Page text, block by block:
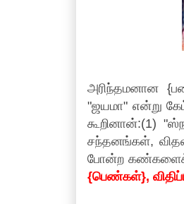
அரிந்தமனான
"ஜயமா" என்று
கூறினான்:(1)
சந்தனங்கள்,
போன்ற கண்களைக்
{பெண்கள்},